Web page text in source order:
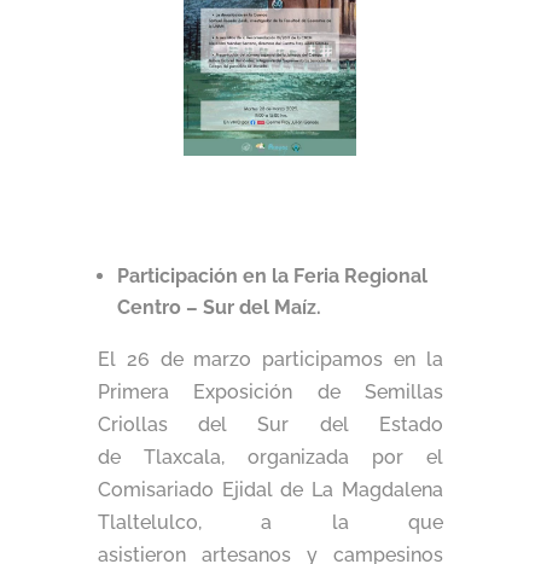
Participación en la Feria Regional
Centro – Sur del Maíz.
El 26 de marzo participamos en la
Primera Exposición de Semillas
Criollas del Sur del Estado
de Tlaxcala, organizada por el
Comisariado Ejidal de La Magdalena
Tlaltelulco, a la que
asistieron artesanos y campesinos